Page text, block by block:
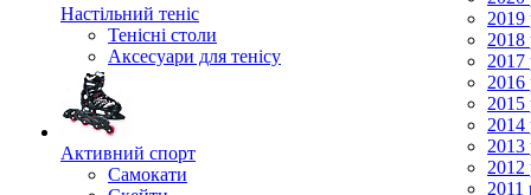
Настільний теніс
Тенісні столи
Аксесуари для тенісу
Активний спорт
Самокати
2019
2018
2017
2016
2015
2014
2013
2012
2011